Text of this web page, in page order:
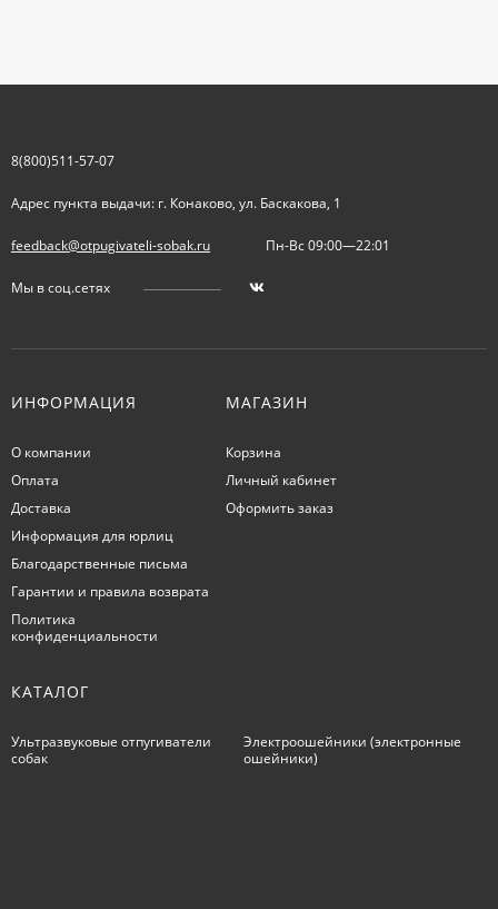
8(800)511-57-07
Адрес пункта выдачи: г. Конаково, ул. Баскакова, 1
feedback@otpugivateli-sobak.ru Пн-Вс 09:00—22:01
Мы в соц.сетях
ИНФОРМАЦИЯ
О компании
Оплата
Доставка
Информация для юрлиц
Благодарственные письма
Гарантии и правила возврата
Политика
конфиденциальности
МАГАЗИН
Корзина
Личный кабинет
Оформить заказ
КАТАЛОГ
Ультразвуковые отпугиватели
собак
Электроошейники (электронные
ошейники)